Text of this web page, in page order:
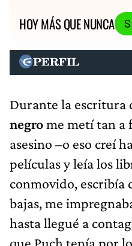
HOY MÁS QUE NUNCA
Durante la escritura
negrome metí tan a
asesino –o eso creí
películas y leía los
conmovido, escribía
bajas, me
hasta llegué a
que Puch tenía por